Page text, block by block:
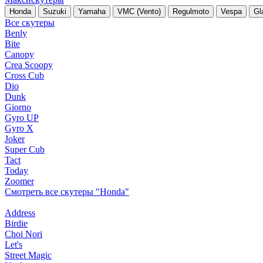
Honda Suzuki Yamaha VMC (Vento) Regulmoto Vespa
Все скутеры
Benly
Bite
Canopy
Crea Scoopy
Cross Cub
Dio
Dunk
Giorno
Gyro UP
Gyro X
Joker
Super Cub
Tact
Today
Zoomer
Смотреть все скутеры "Honda"
Address
Birdie
Choi Nori
Let's
Street Magic